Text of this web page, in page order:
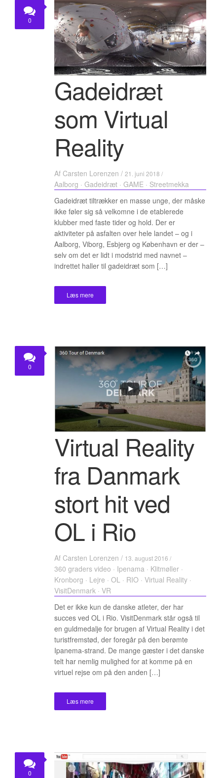
0
Gadeidræt
som Virtual
Reality
Af Carsten Lorenzen / 21. juni 2018 /
Aalborg · Gadeidræt · GAME · Streetmekka
Gadeidræt tiltrækker en masse unge, der måske
ikke føler sig så velkomne i de etablerede
klubber med faste tider og hold. Der er
aktiviteter på asfalten over hele landet – og i
Aalborg, Viborg, Esbjerg og København er der –
selv om det er lidt i modstrid med navnet –
indrettet haller til gadeidræt som […]
Læs mere
0
Virtual Reality
fra Danmark
stort hit ved
OL i Rio
Af Carsten Lorenzen / 13. august 2016 /
360 graders video · Ipenama · Klitmøller ·
Kronborg · Lejre · OL · RIO · Virtual Reality ·
VisitDenmark · VR
Det er ikke kun de danske atleter, der har
succes ved OL i Rio. VisitDenmark står også til
en guldmedalje for brugen af Virtual Reality i det
turistfremstød, der foregår på den berømte
Ipanema-strand. De mange gæster i det danske
telt har nemlig mulighed for at komme på en
virtuel rejse om på den anden […]
Læs mere
0